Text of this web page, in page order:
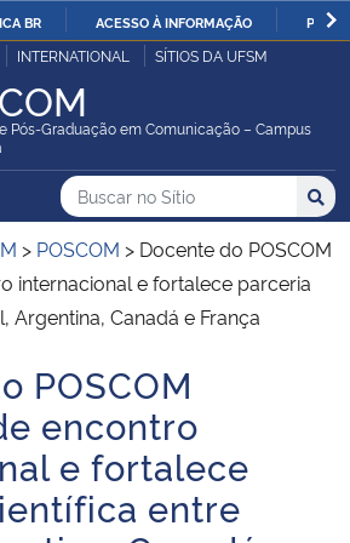
IR
PARA
O
BR ACESSO À INFORMAÇÃO
Pública
e Abastecimento
INTERNATIONAL SÍTIOS DA UFSM
Pós-Graduação em Comunicação – Campus
do Sítio
Busca
Buscar no no Sítio
Busca:
> POSCOM > Docente do POSCOM
internacional e fortalece parceria
Argentina, Canadá e França
POSCOM
encontro
e fortalece
entre